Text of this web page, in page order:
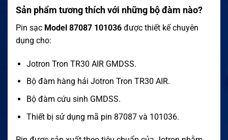
Sản phẩm tương thích với những bộ đàm nào?
Pin sạc Model 87087 101036 được thiết kế chuyên
dụng cho:
Jotron Tron TR30 AIR GMDSS.
Bộ đàm hàng hải Jotron Tron TR30 AIR.
Bộ đàm cứu sinh GMDSS.
Thiết bị sử dụng mã pin 87087 và 101036.